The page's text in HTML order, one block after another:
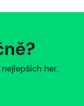
her.